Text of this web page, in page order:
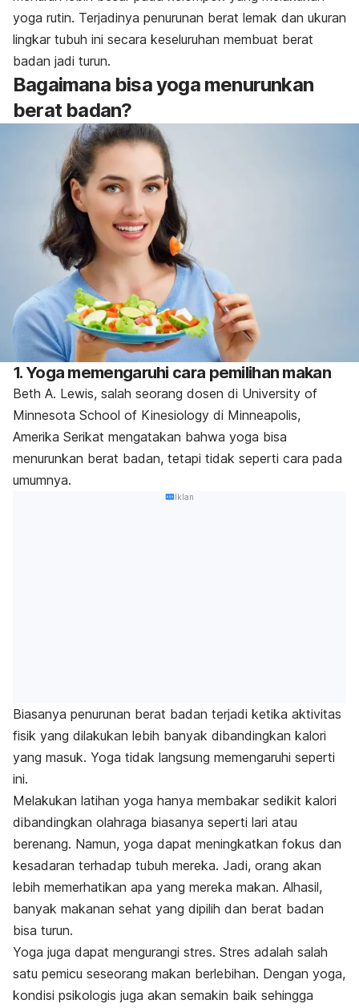
yoga rutin. Terjadinya penurunan berat lemak dan ukuran
lingkar tubuh ini secara keseluruhan membuat berat
badan jadi turun.
Bagaimana bisa yoga menurunkan
berat badan?
1. Yoga memengaruhi cara pemilihan makan
Beth A. Lewis, salah seorang dosen di University of
Minnesota School of Kinesiology di Minneapolis,
Amerika Serikat mengatakan bahwa yoga bisa
menurunkan berat badan, tetapi tidak seperti cara pada
umumnya.
Iklan
Biasanya penurunan berat badan terjadi ketika aktivitas
fisik yang dilakukan lebih banyak dibandingkan kalori
yang masuk. Yoga tidak langsung memengaruhi seperti
ini.
Melakukan latihan yoga hanya membakar sedikit kalori
dibandingkan olahraga biasanya seperti lari atau
berenang. Namun, yoga dapat meningkatkan fokus dan
kesadaran terhadap tubuh mereka. Jadi, orang akan
lebih memerhatikan apa yang mereka makan. Alhasil,
banyak makanan sehat yang dipilih dan berat badan
bisa turun.
Yoga juga dapat mengurangi stres. Stres adalah salah
satu pemicu seseorang makan berlebihan. Dengan yoga,
kondisi psikologis juga akan semakin baik sehingga